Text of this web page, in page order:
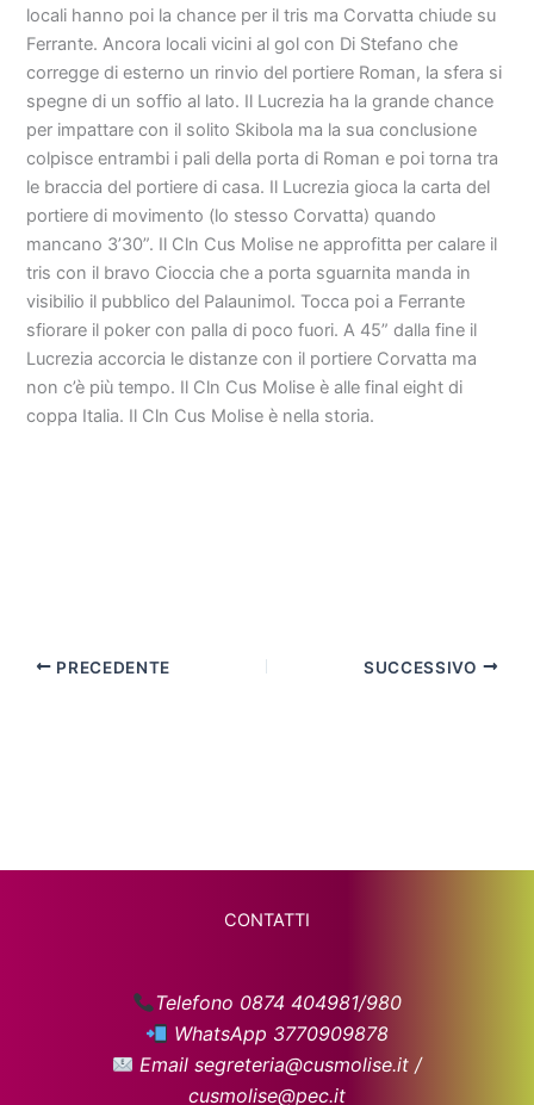
locali hanno poi la chance per il tris ma Corvatta chiude su
Ferrante. Ancora locali vicini al gol con Di Stefano che
corregge di esterno un rinvio del portiere Roman, la sfera si
spegne di un soffio al lato. Il Lucrezia ha la grande chance
per impattare con il solito Skibola ma la sua conclusione
colpisce entrambi i pali della porta di Roman e poi torna tra
le braccia del portiere di casa. Il Lucrezia gioca la carta del
portiere di movimento (lo stesso Corvatta) quando
mancano 3’30”. Il Cln Cus Molise ne approfitta per calare il
tris con il bravo Cioccia che a porta sguarnita manda in
visibilio il pubblico del Palaunimol. Tocca poi a Ferrante
sfiorare il poker con palla di poco fuori. A 45” dalla fine il
Lucrezia accorcia le distanze con il portiere Corvatta ma
non c’è più tempo. Il Cln Cus Molise è alle final eight di
coppa Italia. Il Cln Cus Molise è nella storia.
PRECEDENTE SUCCESSIVO
CONTATTI
Telefono 0874 404981/980
WhatsApp 3770909878
Email segreteria@cusmolise.it /
cusmolise@pec.it